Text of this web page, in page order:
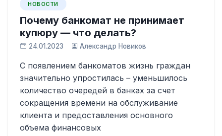
НОВОСТИ
Почему банкомат не принимает
купюру — что делать?
24.01.2023 Александр Новиков
С появлением банкоматов жизнь граждан
значительно упростилась – уменьшилось
количество очередей в банках за счет
сокращения времени на обслуживание
клиента и предоставления основного
объема финансовых